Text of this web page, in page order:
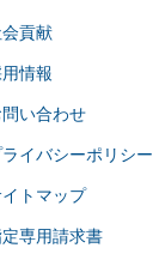
貢献
情報
問い合わせ
ライバシーポリシー
トマップ
専用請求書